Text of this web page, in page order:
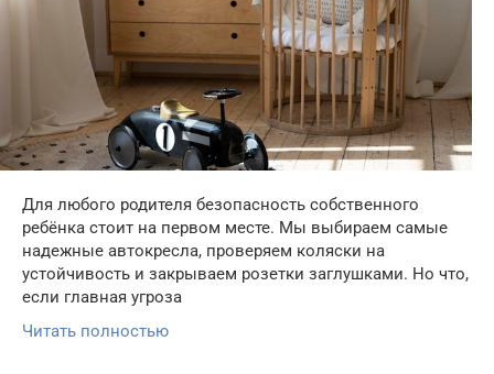
Для любого родителя безопасность собственного
ребёнка стоит на первом месте. Мы выбираем самые
надежные автокресла, проверяем коляски на
устойчивость и закрываем розетки заглушками. Но что,
если главная угроза
Читать полностью